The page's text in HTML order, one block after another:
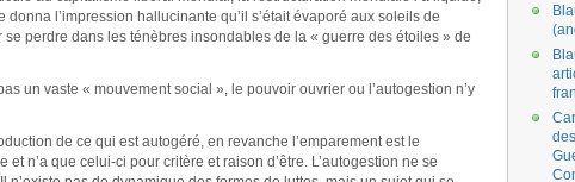
l’impression hallucinante qu’il s’était évaporé aux soleils de
se perdre dans les ténèbres insondables de la « guerre des étoiles » de
un vaste « mouvement social », le pouvoir ouvrier ou l’autogestion n’y
de ce qui est autogéré, en revanche l’emparement est le
n’a que celui-ci pour critère et raison d’être. L’autogestion ne se